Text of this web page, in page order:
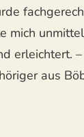
mich
erleichtert. –
aus